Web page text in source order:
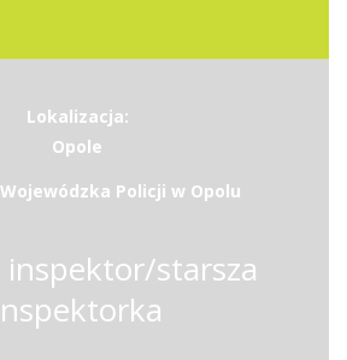
Lokalizacja:
Opole
Policji w Opolu
inspektor/starsza